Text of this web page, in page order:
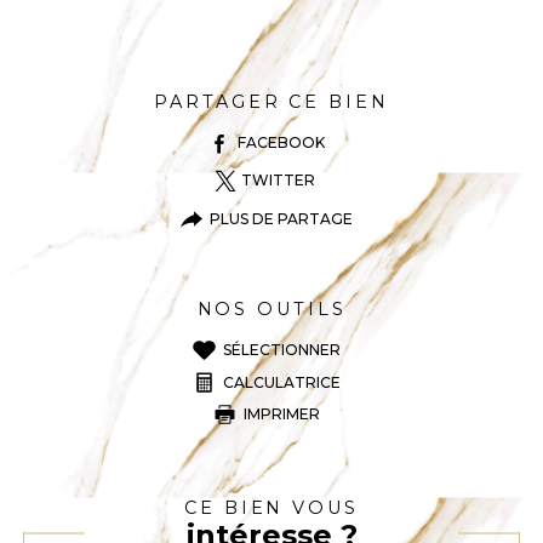
PARTAGER CE BIEN
FACEBOOK
TWITTER
PLUS DE PARTAGE
NOS OUTILS
SÉLECTIONNER
CALCULATRICE
IMPRIMER
CE BIEN VOUS
intéresse ?